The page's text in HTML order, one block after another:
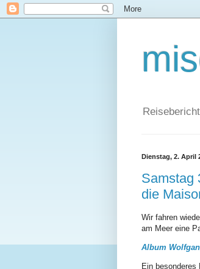
Dienstag, 2. April
Samstag
die
Wir fahren
am Meer eine
Album
Ein